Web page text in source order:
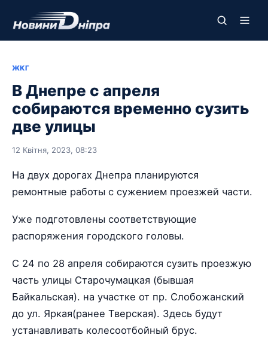
ЖКГ
В Днепре с апреля
собираются временно сузить
две улицы
12 Квітня, 2023, 08:23
На двух дорогах Днепра планируются
ремонтные работы с сужением проезжей части.
Уже подготовлены соответствующие
распоряжения городского головы.
С 24 по 28 апреля собираются сузить проезжую
часть улицы Старочумацкая (бывшая
Байкальская). на участке от пр. Слобожанский
до ул. Яркая(ранее Тверская). Здесь будут
устанавливать колесоотбойный брус.